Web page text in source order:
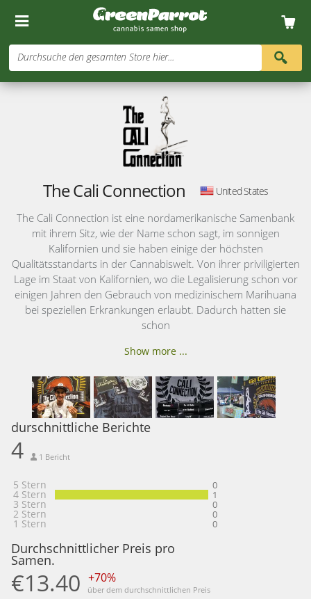
Durchsuche den gesamten Store hier...
The Cali Connection United States
The Cali Connection ist eine nordamerikanische Samenbank
mit ihrem Sitz, wie der Name schon sagt, im sonnigen
Kalifornien und sie haben einige der höchsten
Qualitätsstandarts in der Cannabiswelt. Von ihrer priviligierten
Lage im Staat von Kalifornien, wo die Legalisierung schon vor
einigen Jahren den Gebrauch von medizinischem Marihuana
bei speziellen Erkrankungen erlaubt. Dadurch hatten sie
schon
Show more ...
durschnittliche Berichte
4 1 Bericht
5 Stern 0
4 Stern 1
3 Stern 0
2 Stern 0
1 Stern 0
Durchschnittlicher Preis pro
Samen.
€13.40 +70%
über dem durchschnittlichen Preis